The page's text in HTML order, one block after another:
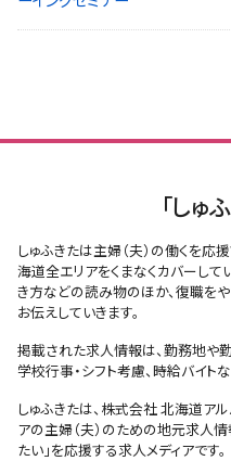
「しゅ
しゅふきたは主婦（夫）の働くを応
海道全エリアをくまなくカバーし
き方などの読み物のほか、復職を
お伝えしていきます。
掲載された求人情報は、勤務地や
学校行事・シフト考慮、時給バイト
しゅふきたは、株式会社 北海道ア
アの主婦（夫）のための地元求人情
たい」を応援する求人メディアです。